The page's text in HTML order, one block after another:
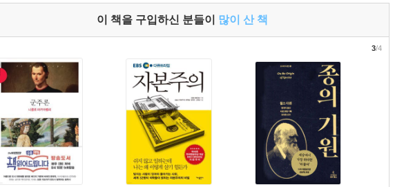
이 책을 구입하신 분들이 많이 산 책
3/4